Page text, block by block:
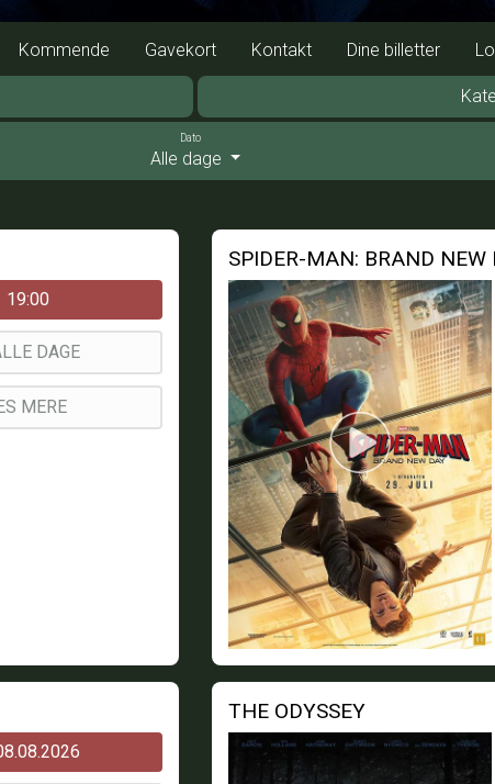
Kommende Gavekort Kontakt Dine billetter
Dato
Alle dage
19:00
DAGE
MERE
SPIDER-MAN: BRAND NEW
08.08.2026
THE ODYSSEY